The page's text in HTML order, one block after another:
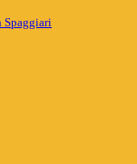
Spaggiari